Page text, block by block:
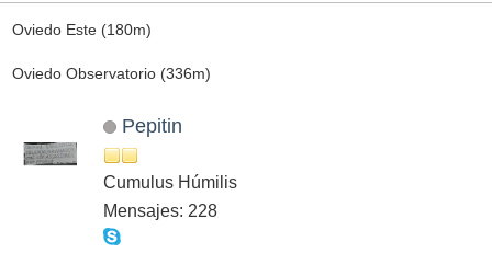
Oviedo Este (180m)
Oviedo Observatorio (336m)
Pepitin
Cumulus Húmilis
Mensajes: 228